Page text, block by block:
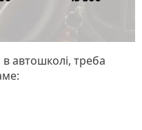
автошколі, треба